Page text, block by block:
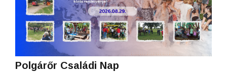
Polgárőr Családi Nap